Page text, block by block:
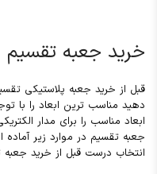
خرید جعبه تقسیم
قبل از خرید جعبه پلاستیکی
دهید مناسب ترین ابعاد را با
ابعاد مناسب را برای مدار
جعبه تقسیم در موارد زیر آماده
انتخاب درست قبل از خرید جعبه